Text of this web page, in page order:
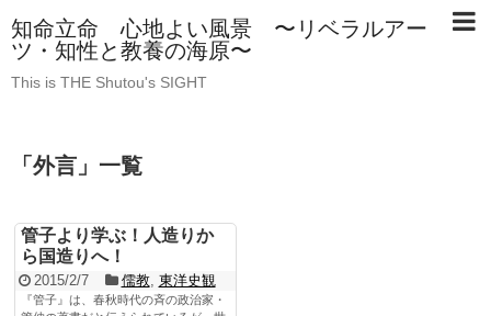
知命立命 心地よい風景 〜リベラルアー
ツ・知性と教養の海原〜
This is THE Shutou's SIGHT
「 外言 」 一覧
管子より学ぶ！人造りか
ら国造りへ！
2015/2/7 儒教, 東洋史観
『管子』は、春秋時代の斉の政治家・